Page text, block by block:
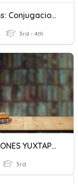
Verbos: Conjugaciones
3rd - 4th
ORACIONES YUXTAPUESTAS Y COORDINADAS (NEXOS)
3rd